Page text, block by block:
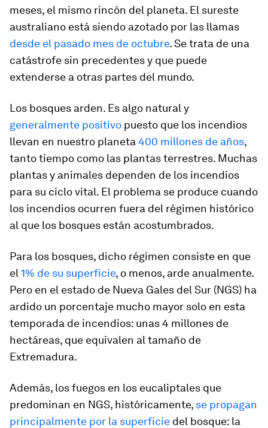
meses, el mismo rincón del planeta. El sureste
australiano está siendo azotado por las llamas
desde el pasado mes de octubre. Se trata de una
catástrofe sin precedentes y que puede
extenderse a otras partes del mundo.
Los bosques arden. Es algo natural y
generalmente positivo puesto que los incendios
llevan en nuestro planeta 400 millones de años,
tanto tiempo como las plantas terrestres. Muchas
plantas y animales dependen de los incendios
para su ciclo vital. El problema se produce cuando
los incendios ocurren fuera del régimen histórico
al que los bosques están acostumbrados.
Para los bosques, dicho régimen consiste en que
el 1% de su superficie, o menos, arde anualmente.
Pero en el estado de Nueva Gales del Sur (NGS) ha
ardido un porcentaje mucho mayor solo en esta
temporada de incendios: unas 4 millones de
hectáreas, que equivalen al tamaño de
Extremadura.
Además, los fuegos en los eucaliptales que
predominan en NGS, históricamente, se propagan
principalmente por la superficie del bosque: la